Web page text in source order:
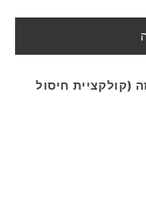
(קולקציית חיסול